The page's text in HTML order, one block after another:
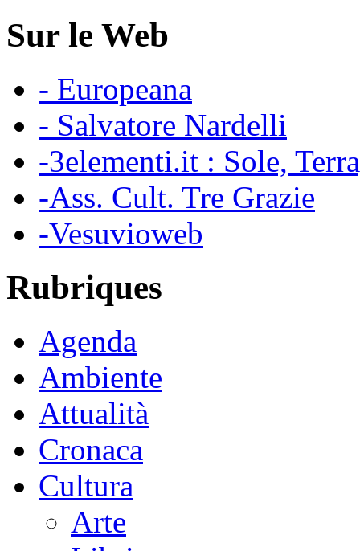
Sur le Web
- Europeana
- Salvatore Nardelli
-3elementi.it : Sole,
-Ass. Cult. Tre Grazie
-Vesuvioweb
Rubriques
Agenda
Ambiente
Attualità
Cronaca
Cultura
Arte